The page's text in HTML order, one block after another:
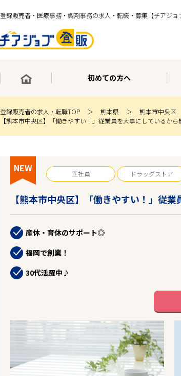
登録販売者・医療事務・調剤事務の求人・転職・募集【チアジョ
初めての方へ
登録販売者の求人・転職TOP 熊本県 熊本市中央区
【熊本市中央区】「働きやすい！」従業員を大事にしているから
NEW 正社員 ドラッグストア
【熊本市中央区】「働きやすい！」従
産休・育休のサポート◎
福岡で創業！
30代活躍中♪